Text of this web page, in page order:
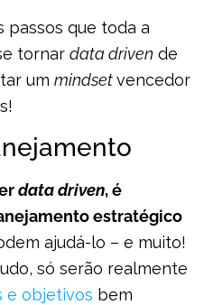
passos que toda a
tornar data driven de
um mindsetvencedor
data driven, é
estratégico
ajudá-lo – e muito!
só serão realmente
e objetivos bem